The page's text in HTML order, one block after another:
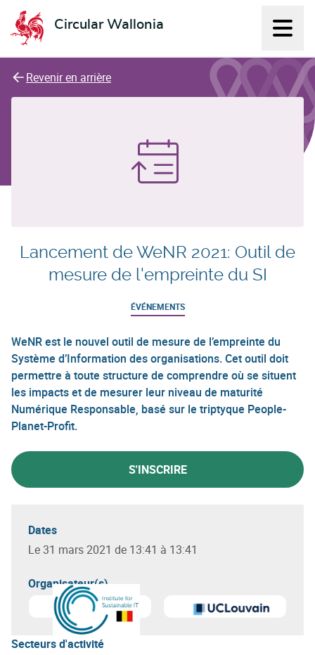
Circular Wallonia
L'économie circulaire
Revenir en arrière
Lancement de WeNR 2021: Outil de
mesure de l'empreinte du SI
ÉVÉNEMENTS
WeNR est le nouvel outil de mesure de l’empreinte du
Système d’Information des organisations. Cet outil doit
permettre à toute structure de comprendre où se situent
les impacts et de mesurer leur niveau de maturité
Numérique Responsable, basé sur le triptyque People-
Planet-Profit.
S'INSCRIRE
Dates
Le 31 mars 2021 de 13:41 à 13:41
Organisateur(s)
En savoir plus sur
Secteurs d'activité